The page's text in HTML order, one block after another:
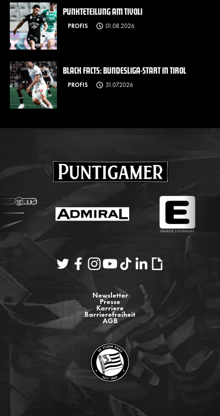
PUNKTETEILUNG AM TIVOLI
PROFIS 01.08.2026
BLACK FACTS: BUNDESLIGA-START IN TIROL
PROFIS 31.07.2026
Newsletter
Presse
Karriere
Barrierefreiheit
AGB